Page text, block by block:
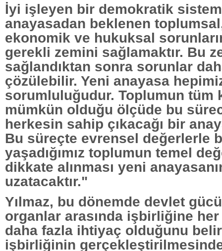
İyi işleyen bir demokratik
anayasadan beklenen
ekonomik ve hukuksal
gerekli zemini sağlamaktır. Bu
sağlandıktan sonra sorunlar
çözülebilir. Yeni anayasa
sorumluluğudur. Toplumun tüm
mümkün olduğu ölçüde bu
herkesin sahip çıkacağı bir
Bu süreçte evrensel değerlerle
yaşadığımız toplumun temel
dikkate alınması yeni
uzatacaktır."
Yılmaz, bu dönemde devlet
organlar arasında işbirliğine
daha fazla ihtiyaç olduğunu
işbirliğinin